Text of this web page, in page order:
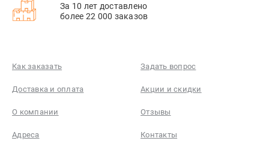
За 10 лет доставлено
более 22 000 заказов
Как заказать Задать вопрос
Доставка и оплата Акции и скидки
О компании Отзывы
Адреса Контакты